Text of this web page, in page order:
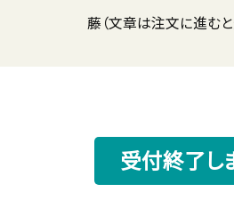
藤（文章は注文に進むと
受付終了し